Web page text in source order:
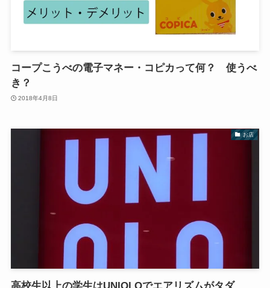
コープこうべの電子マネー・コピカって何？ 使うべ
き？
2018年4月8日
お店